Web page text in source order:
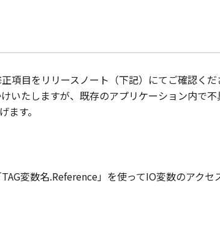
項目をリリースノート（下記）にてご確認く
いたしますが、既存のアプリケーション内で
す。
変数名.Reference」を使ってIO変数のアク